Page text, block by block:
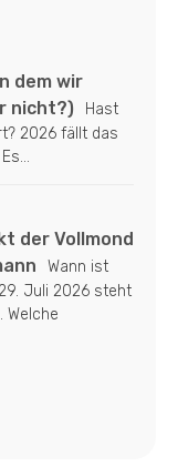
dem wir
nicht?)
Hast
2026 fällt das
der Vollmond
Wann ist
Juli 2026 steht
Welche